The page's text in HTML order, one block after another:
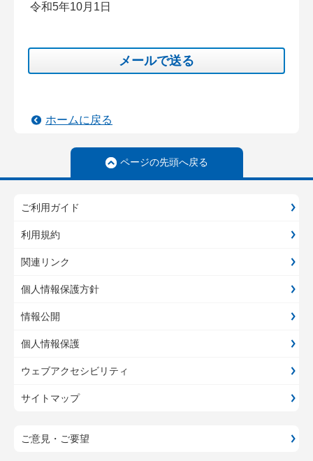
令和5年10月1日
メールで送る
ホームに戻る
ページの先頭へ戻る
ご利用ガイド
利用規約
関連リンク
個人情報保護方針
情報公開
個人情報保護
ウェブアクセシビリティ
サイトマップ
ご意見・ご要望